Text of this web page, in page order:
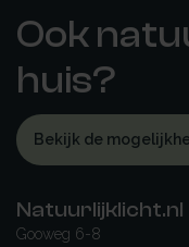
Ook
huis?
Bekijk de
Natuurlijklicht.nl
Gooweg 6-8